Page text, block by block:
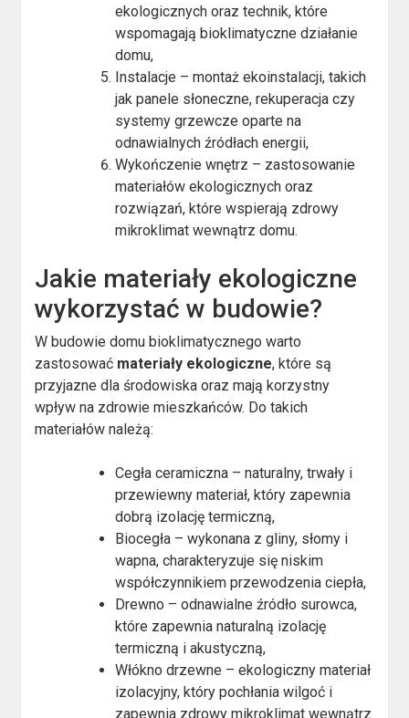
ekologicznych oraz technik, które
wspomagają bioklimatyczne działanie
domu,
Instalacje – montaż ekoinstalacji, takich
jak panele słoneczne, rekuperacja czy
systemy grzewcze oparte na
odnawialnych źródłach energii,
Wykończenie wnętrz – zastosowanie
materiałów ekologicznych oraz
rozwiązań, które wspierają zdrowy
mikroklimat wewnątrz domu.
Jakie materiały ekologiczne
wykorzystać w budowie?
W budowie domu bioklimatycznego warto
zastosować materiały ekologiczne, które są
przyjazne dla środowiska oraz mają korzystny
wpływ na zdrowie mieszkańców. Do takich
materiałów należą:
Cegła ceramiczna – naturalny, trwały i
przewiewny materiał, który zapewnia
dobrą izolację termiczną,
Biocegła – wykonana z gliny, słomy i
wapna, charakteryzuje się niskim
współczynnikiem przewodzenia ciepła,
Drewno – odnawialne źródło surowca,
które zapewnia naturalną izolację
termiczną i akustyczną,
Włókno drzewne – ekologiczny materiał
izolacyjny, który pochłania wilgoć i
zapewnia zdrowy mikroklimat wewnątrz